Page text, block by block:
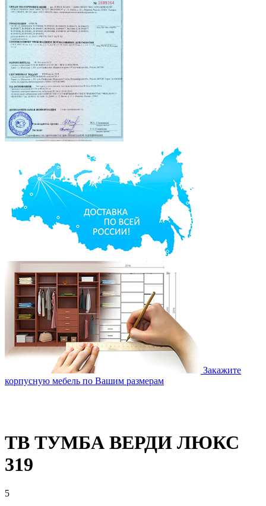
Закажите
корпусную мебель по Вашим размерам
ТВ ТУМБА ВЕРДИ ЛЮКС
319
5